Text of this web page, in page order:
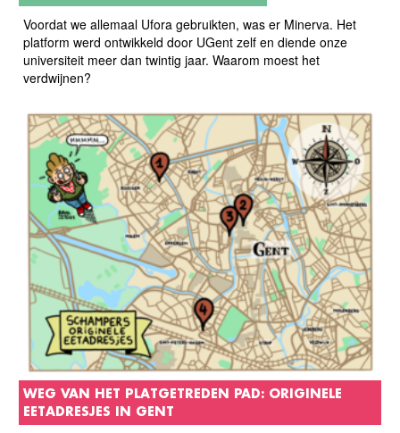
Voordat we allemaal Ufora gebruikten, was er Minerva. Het
platform werd ontwikkeld door UGent zelf en diende onze
universiteit meer dan twintig jaar. Waarom moest het
verdwijnen?
WEG VAN HET PLATGETREDEN PAD: ORIGINELE
EETADRESJES IN GENT